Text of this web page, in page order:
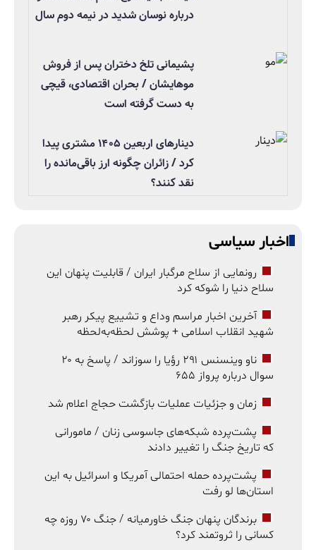
درباره نوسان شدید در نیمه دوم سال
پشیمانی تلخ دختران پس از فروش
موهایشان / بحران اقتصادی، قیچی
به دست گرفته است
دینارهای اربعین ۱۴۰۵ مشتری پیدا
کرد / زائران چگونه ارز باقی‌مانده را
نقد کنند؟
اخبار سیاسی
رونمایی از سلاح مرگبار ایران / قابلیت پنهان این
سلاح دنیا را شوکه کرد
آخرین اخبار مراسم وداع و تشییع پیکر رهبر
شهید انقلاب اسلامی + پوشش لحظه‌به‌لحظه
ناو وینسنس ۲۹۱ رؤیا را سوزاند / پاسخ به ۲۰
سوال درباره پرواز ۶۵۵
زمان و جزئیات عملیات بازگشت حجاج اعلام شد
پشت‌پرده شبکه‌های جاسوسی زنان / مامورانی
که تاریخ جنگ را تغییر دادند
پشت‌پرده حمله احتمالی آمریکا و اسرائیل به این
استان‌ها لو رفت
برندگان پنهان جنگ خاورمیانه / جنگ ۷۰ روزه چه
کسانی را ثروتمند کرد؟